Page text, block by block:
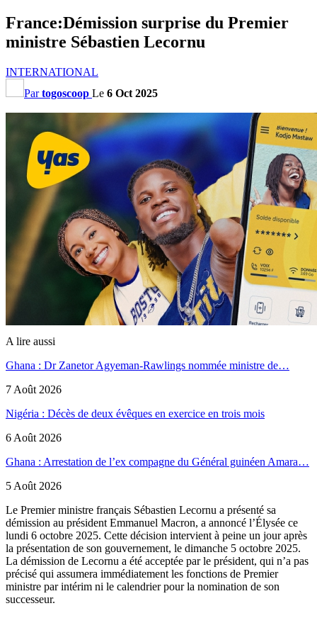
France:Démission surprise du Premier
ministre Sébastien Lecornu
INTERNATIONAL
Partogoscoop Le 6 Oct 2025
A lire aussi
Ghana : Dr Zanetor Agyeman-Rawlings nommée ministre de…
7 Août 2026
Nigéria : Décès de deux évêques en exercice en trois mois
6 Août 2026
Ghana : Arrestation de l’ex compagne du Général guinéen Amara…
5 Août 2026
Le Premier ministre français Sébastien Lecornu a présenté sa
démission au président Emmanuel Macron, a annoncé l’Élysée ce
lundi 6 octobre 2025. Cette décision intervient à peine un jour après
la présentation de son gouvernement, le dimanche 5 octobre 2025.
La démission de Lecornu a été acceptée par le président, qui n’a pas
précisé qui assumera immédiatement les fonctions de Premier
ministre par intérim ni le calendrier pour la nomination de son
successeur.